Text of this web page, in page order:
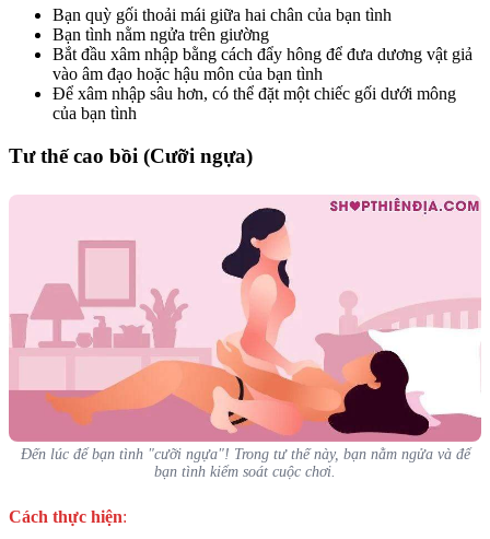
Bạn quỳ gối thoải mái giữa hai chân của bạn tình
Bạn tình nằm ngửa trên giường
Bắt đầu xâm nhập bằng cách đẩy hông để đưa dương vật giả
vào âm đạo hoặc hậu môn của bạn tình
Để xâm nhập sâu hơn, có thể đặt một chiếc gối dưới mông
của bạn tình
Tư thế cao bồi (Cưỡi ngựa)
Đến lúc để bạn tình "cưỡi ngựa"! Trong tư thế này, bạn nằm ngửa và để
bạn tình kiểm soát cuộc chơi.
Cách thực hiện: